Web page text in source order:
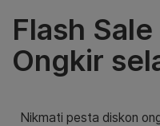
Flash
Ongkir
Nikmati pesta diskon